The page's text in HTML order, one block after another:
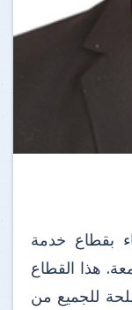
بقطاع خدمة
هذا القطاع
للجميع من